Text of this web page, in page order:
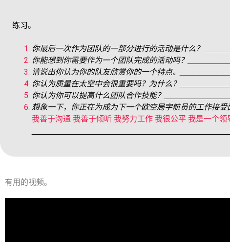
练习。
你最后一次作为团队的一部分进行的活动是什么？
你能想到你需要作为一个团队完成的活动吗？
请说出你认为你的队友欣赏你的一个特点。
你认为质量在太空中会很重要吗？为什么？
你认为你可以提高什么团队合作技能？
想象一下，你正在为成为下一个欧空局宇航员的工作接
我善于沟通 我善于倾听 我努力工作 我很公平 我是一个
有用的视频。